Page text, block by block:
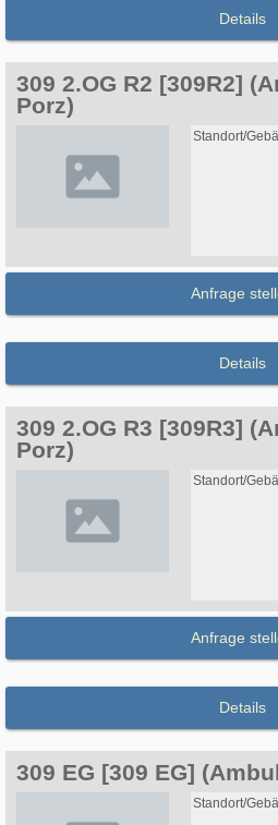
Details
309 2.OG R2 [309R2]
Porz)
Standort/
Anfrage
Details
309 2.OG R3 [309R3]
Porz)
Standort/
Anfrage
Details
309 EG [309 EG]
Standort/